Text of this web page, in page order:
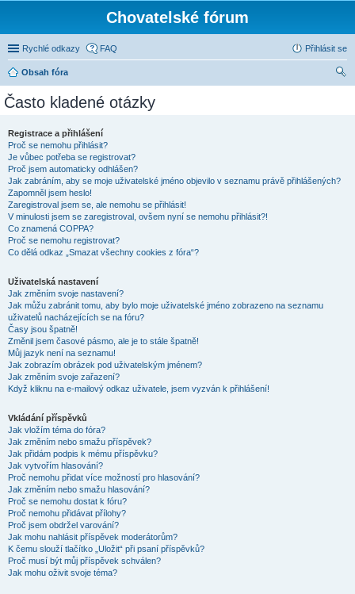
Chovatelské fórum
Rychlé odkazy FAQ Přihlásit se
Obsah fóra
Často kladené otázky
Registrace a přihlášení
Proč se nemohu přihlásit?
Je vůbec potřeba se registrovat?
Proč jsem automaticky odhlášen?
Jak zabráním, aby se moje uživatelské jméno objevilo v seznamu právě přihlášených?
Zapomněl jsem heslo!
Zaregistroval jsem se, ale nemohu se přihlásit!
V minulosti jsem se zaregistroval, ovšem nyní se nemohu přihlásit?!
Co znamená COPPA?
Proč se nemohu registrovat?
Co dělá odkaz „Smazat všechny cookies z fóra“?
Uživatelská nastavení
Jak změním svoje nastavení?
Jak můžu zabránit tomu, aby bylo moje uživatelské jméno zobrazeno na seznamu
uživatelů nacházejících se na fóru?
Časy jsou špatně!
Změnil jsem časové pásmo, ale je to stále špatně!
Můj jazyk není na seznamu!
Jak zobrazím obrázek pod uživatelským jménem?
Jak změním svoje zařazení?
Když kliknu na e-mailový odkaz uživatele, jsem vyzván k přihlášení!
Vkládání příspěvků
Jak vložím téma do fóra?
Jak změním nebo smažu příspěvek?
Jak přidám podpis k mému příspěvku?
Jak vytvořím hlasování?
Proč nemohu přidat více možností pro hlasování?
Jak změním nebo smažu hlasování?
Proč se nemohu dostat k fóru?
Proč nemohu přidávat přílohy?
Proč jsem obdržel varování?
Jak mohu nahlásit příspěvek moderátorům?
K čemu slouží tlačítko „Uložit“ při psaní příspěvků?
Proč musí být můj příspěvek schválen?
Jak mohu oživit svoje téma?